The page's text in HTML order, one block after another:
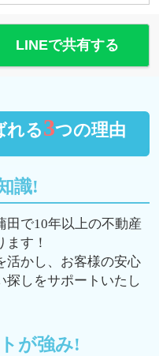
LINEで共有する
れる3つの理由
識!
田で10年以上の不動産
ます！
活かし、お客様の安心
探しをサポートいたし
が強み!